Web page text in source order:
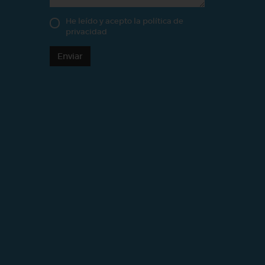
He leído y acepto la política de
privacidad
Enviar